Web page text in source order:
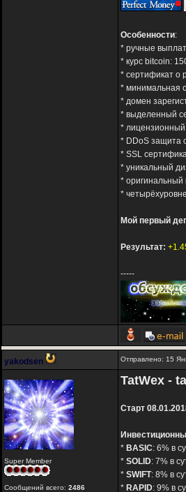
Особенности:
* ручные
* курс bitcoin:
* сертификат о
* минимальная
* домен
* выделенный
* лицензионный
* DDoS защита
* SSL
* уникальный
* оригинальный
*
Мой первый
Результат:
-----
yakodsen Отправлено: 15
Super Member
Сообщений всего: 2486
TatWex -
Старт
* BASIC: 6% в
* SOLID: 7% в
* SWIFT: 8% в
* RAPID: 9% в